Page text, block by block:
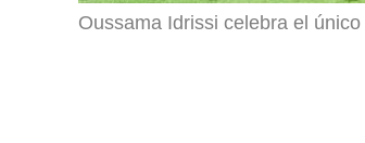
Oussama Idrissi celebra el